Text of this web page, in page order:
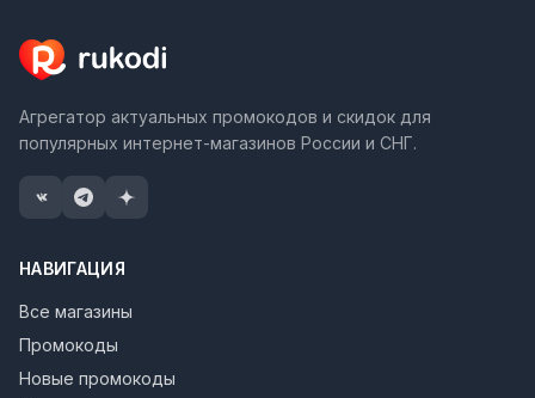
Агрегатор актуальных промокодов и скидок для
популярных интернет-магазинов России и СНГ.
НАВИГАЦИЯ
Все магазины
Промокоды
Новые промокоды